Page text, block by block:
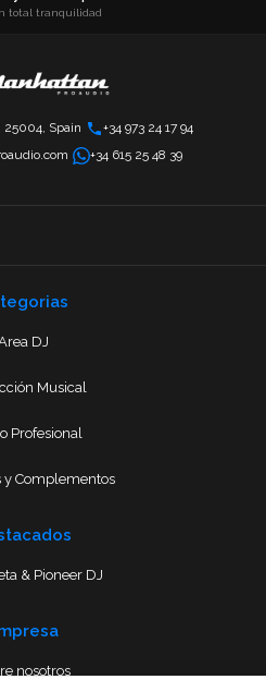
total tranquilidad
Spain
+34 973 24 17 94
+34 615 25 48 39
DJ
Musical
Profesional
y Complementos
& Pioneer DJ
nosotros